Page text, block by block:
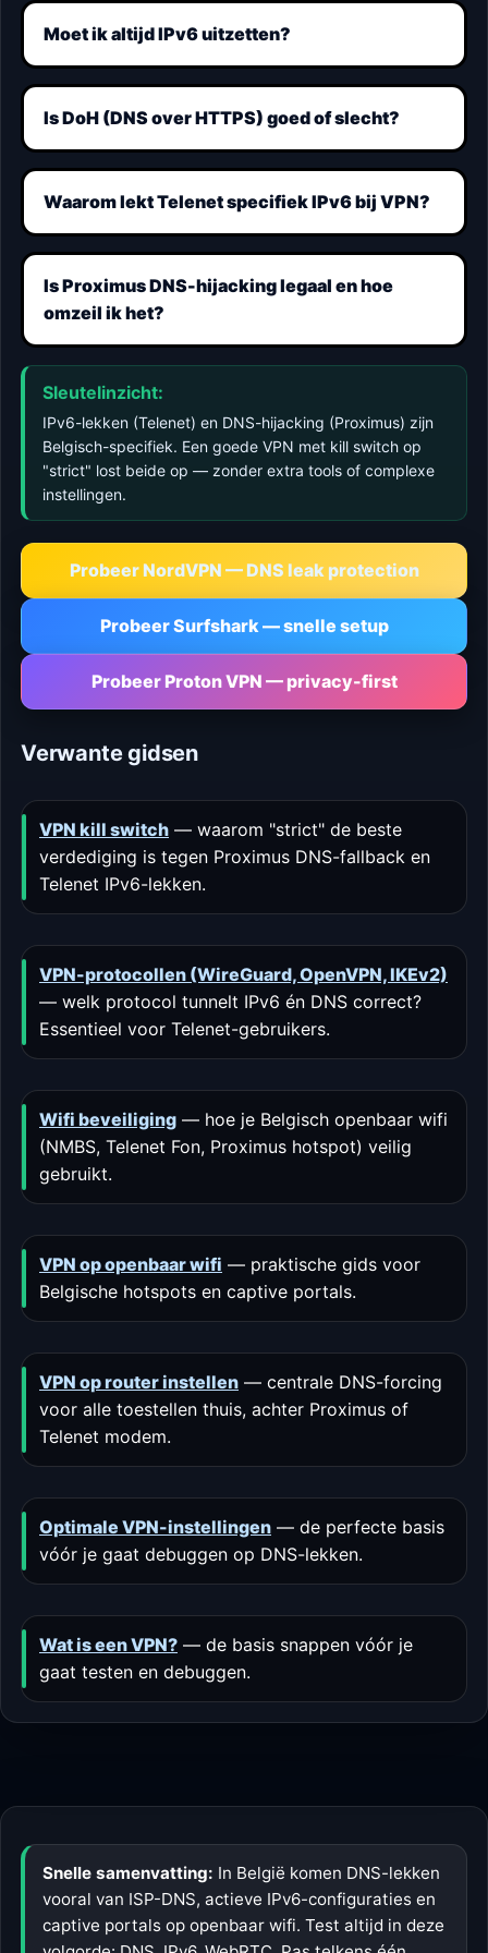
Moet ik altijd IPv6 uitzetten?
Is DoH (DNS over HTTPS) goed of slecht?
Waarom lekt Telenet specifiek IPv6 bij VPN?
Is Proximus DNS-hijacking legaal en hoe
omzeil ik het?
Sleutelinzicht:
IPv6-lekken (Telenet) en DNS-hijacking (Proximus) zijn
Belgisch-specifiek. Een goede VPN met kill switch op
"strict" lost beide op — zonder extra tools of complexe
instellingen.
Probeer NordVPN — DNS leak protection
Probeer Surfshark — snelle setup
Probeer Proton VPN — privacy-first
Verwante gidsen
VPN kill switch — waarom "strict" de beste
verdediging is tegen Proximus DNS-fallback en
Telenet IPv6-lekken.
VPN-protocollen (WireGuard, OpenVPN, IKEv2)
— welk protocol tunnelt IPv6 én DNS correct?
Essentieel voor Telenet-gebruikers.
Wifi beveiliging — hoe je Belgisch openbaar wifi
(NMBS, Telenet Fon, Proximus hotspot) veilig
gebruikt.
VPN op openbaar wifi — praktische gids voor
Belgische hotspots en captive portals.
VPN op router instellen — centrale DNS-forcing
voor alle toestellen thuis, achter Proximus of
Telenet modem.
Optimale VPN-instellingen — de perfecte basis
vóór je gaat debuggen op DNS-lekken.
Wat is een VPN? — de basis snappen vóór je
gaat testen en debuggen.
Snelle samenvatting: In België komen DNS-lekken
vooral van ISP-DNS, actieve IPv6-configuraties en
captive portals op openbaar wifi. Test altijd in deze